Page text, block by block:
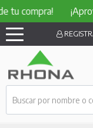
¡Aprovecha